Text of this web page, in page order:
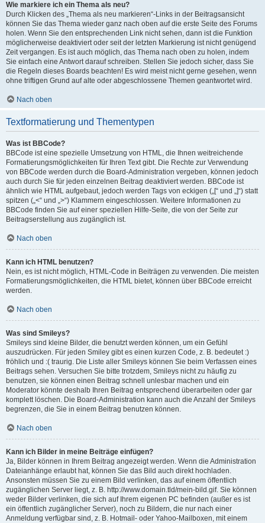
Wie markiere ich ein Thema als neu?
Durch Klicken des „Thema als neu markieren“-Links in der Beitragsansicht
können Sie das Thema wieder ganz nach oben auf die erste Seite des Forums
holen. Wenn Sie den entsprechenden Link nicht sehen, dann ist die Funktion
möglicherweise deaktiviert oder seit der letzten Markierung ist nicht genügend
Zeit vergangen. Es ist auch möglich, das Thema nach oben zu holen, indem
Sie einfach eine Antwort darauf schreiben. Stellen Sie jedoch sicher, dass Sie
die Regeln dieses Boards beachten! Es wird meist nicht gerne gesehen, wenn
ohne triftigen Grund auf alte oder abgeschlossene Themen geantwortet wird.
Nach oben
Textformatierung und Thementypen
Was ist BBCode?
BBCode ist eine spezielle Umsetzung von HTML, die Ihnen weitreichende
Formatierungsmöglichkeiten für Ihren Text gibt. Die Rechte zur Verwendung
von BBCode werden durch die Board-Administration vergeben, können jedoch
auch durch Sie für jeden einzelnen Beitrag deaktiviert werden. BBCode ist
ähnlich wie HTML aufgebaut, jedoch werden Tags von eckigen („[“ und „]“) statt
spitzen („<“ und „>“) Klammern eingeschlossen. Weitere Informationen zu
BBCode finden Sie auf einer speziellen Hilfe-Seite, die von der Seite zur
Beitragserstellung aus zugänglich ist.
Nach oben
Kann ich HTML benutzen?
Nein, es ist nicht möglich, HTML-Code in Beiträgen zu verwenden. Die meisten
Formatierungsmöglichkeiten, die HTML bietet, können über BBCode erreicht
werden.
Nach oben
Was sind Smileys?
Smileys sind kleine Bilder, die benutzt werden können, um ein Gefühl
auszudrücken. Für jeden Smiley gibt es einen kurzen Code, z. B. bedeutet :)
fröhlich und :( traurig. Die Liste aller Smileys können Sie beim Verfassen eines
Beitrags sehen. Versuchen Sie bitte trotzdem, Smileys nicht zu häufig zu
benutzen, sie können einen Beitrag schnell unlesbar machen und ein
Moderator könnte deshalb Ihren Beitrag entsprechend überarbeiten oder gar
komplett löschen. Die Board-Administration kann auch die Anzahl der Smileys
begrenzen, die Sie in einem Beitrag benutzen können.
Nach oben
Kann ich Bilder in meine Beiträge einfügen?
Ja, Bilder können in Ihrem Beitrag angezeigt werden. Wenn die Administration
Dateianhänge erlaubt hat, können Sie das Bild auch direkt hochladen.
Ansonsten müssen Sie zu einem Bild verlinken, das auf einem öffentlich
zugänglichen Server liegt, z. B. http://www.domain.tld/mein-bild.gif. Sie können
weder Bilder verlinken, die sich auf Ihrem eigenen PC befinden (außer es ist
ein öffentlich zugänglicher Server), noch zu Bildern, die nur nach einer
Anmeldung verfügbar sind, z. B. Hotmail- oder Yahoo-Mailboxen, mit einem